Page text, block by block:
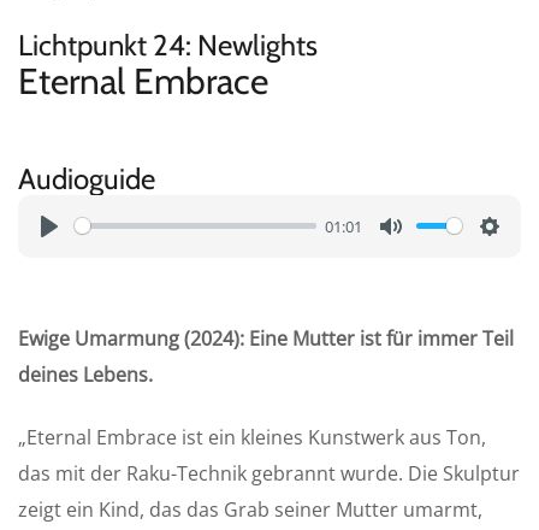
Lichtpunkt 24: Newlights
Eternal Embrace
Audioguide
y
01:01
e
t
s
Ewige Umarmung (2024): Eine Mutter ist für immer Teil
deines Lebens.
„Eternal Embrace ist ein kleines Kunstwerk aus Ton,
das mit der Raku-Technik gebrannt wurde. Die Skulptur
zeigt ein Kind, das das Grab seiner Mutter umarmt,